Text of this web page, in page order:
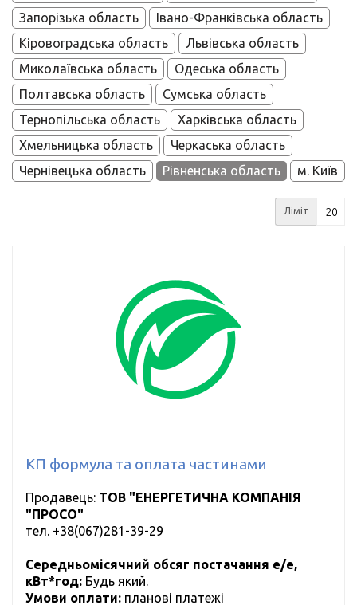
Запорізька область
Івано-Франківська область
Кіровоградська область
Львівська область
Миколаївська область
Одеська область
Полтавська область
Сумська область
Тернопільська область
Харківська область
Хмельницька область
Черкаська область
Чернівецька область
Рівненська область м. Київ
Ліміт
КП формула та оплата частинами
Продавець: ТОВ "ЕНЕРГЕТИЧНА КОМПАНІЯ
"ПРОСО"
тел. +38(067)281-39-29
Середньомісячний обсяг постачання е/е,
кВт*год: Будь який.
Умови оплати: планові платежі